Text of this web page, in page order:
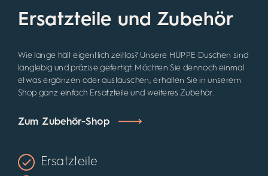
Ersatzteile und Zubehör
Wie lange hält eigentlich zeitlos? Unsere HÜPPE Duschen sind
langlebig und präzise gefertigt. Möchten Sie dennoch einmal
etwas ergänzen oder austauschen, erhalten Sie in unserem
Shop ganz einfach Ersatzteile und weiteres Zubehör.
Zum Zubehör-Shop
Ersatzteile